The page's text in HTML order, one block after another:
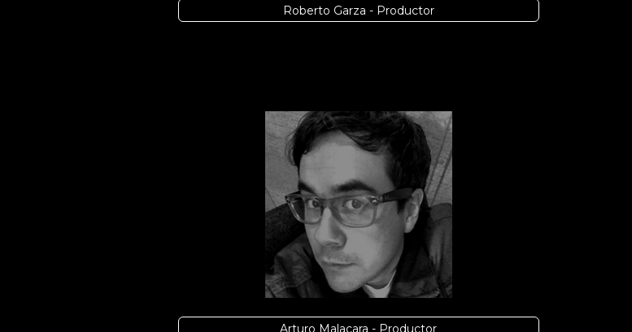
Roberto Garza - Productor
Arturo Malacara - Productor